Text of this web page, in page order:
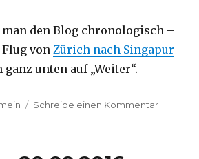
den Blog chronologisch –
Flug vonZürich nach Singapur
unten auf „Weiter“.
Schreibe einen Kommentarzu